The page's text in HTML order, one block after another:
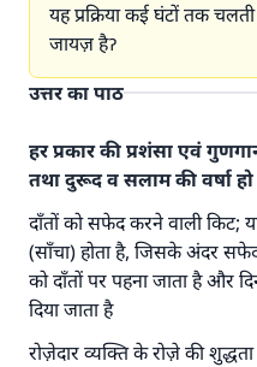
यह प्रक्रिया कई घंटों तक
जायज़ हैॽ
उत्तर का पाठ
हर प्रकार की प्रशंसा एवं
तथा दुरूद व सलाम की वर्षा
दाँतों को सफेद करने वाली किट;
(साँचा) होता है, जिसके अंदर सफेद
को दाँतों पर पहना जाता है और
दिया जाता है
रोज़ेदार व्यक्ति के रोज़े की